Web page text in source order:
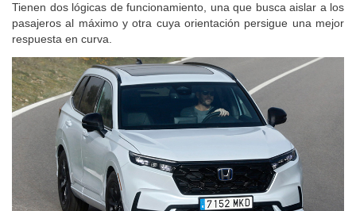
Tienen dos lógicas de funcionamiento, una que busca aislar a los
pasajeros al máximo y otra cuya orientación persigue una mejor
respuesta en curva.